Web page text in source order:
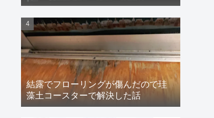
るフォントも速攻解決！
【Windows11】
結露でフローリングが傷んだので珪
藻土コースターで解決した話